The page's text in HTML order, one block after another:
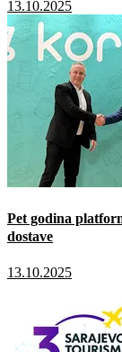
13.10.2025
Pet godina
dostave
13.10.2025